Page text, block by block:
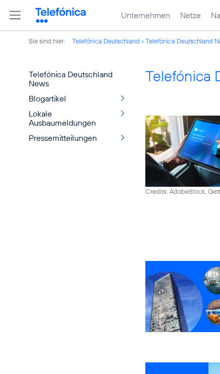
Unternehmen Netze
Sie sind hier: Telefónica Deutschland Telefónica Deutschland
Telefónica Deutschland
News
Blogartikel
Lokale
Ausbaumeldungen
Pressemitteilungen
Telefónica
Credits: AdobeStock,